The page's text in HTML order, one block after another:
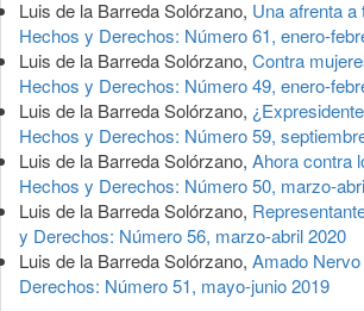
Luis de la Barreda Solórzano, Una afrenta
Hechos y Derechos: Número 61, enero-
Luis de la Barreda Solórzano, Contra
Hechos y Derechos: Número 49, enero-
Luis de la Barreda Solórzano,
Hechos y Derechos: Número 59,
Luis de la Barreda Solórzano, Ahora contra
Hechos y Derechos: Número 50, marzo-
Luis de la Barreda Solórzano,
y Derechos: Número 56, marzo-abril 2020
Luis de la Barreda Solórzano, Amado Nervo
Derechos: Número 51, mayo-junio 2019